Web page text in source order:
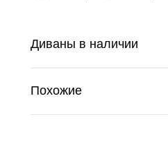
Диваны в наличии
Похожие